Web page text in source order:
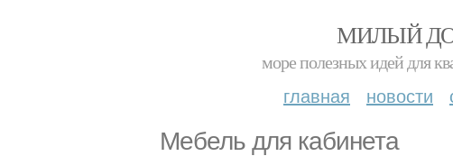
МИЛЫЙ
море полезных идей для
главная новости
Мебель для кабинета